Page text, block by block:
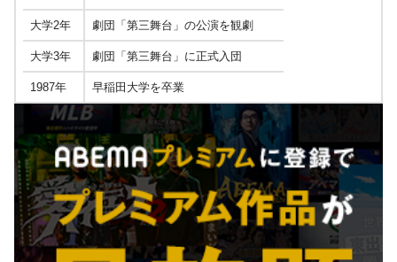
大学2年 劇団「第三舞台」の公演を観劇
大学3年 劇団「第三舞台」に正式入団
1987年 早稲田大学を卒業